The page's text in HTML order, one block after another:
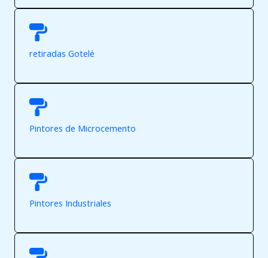
retiradas Gotelé
Pintores de Microcemento
Pintores Industriales